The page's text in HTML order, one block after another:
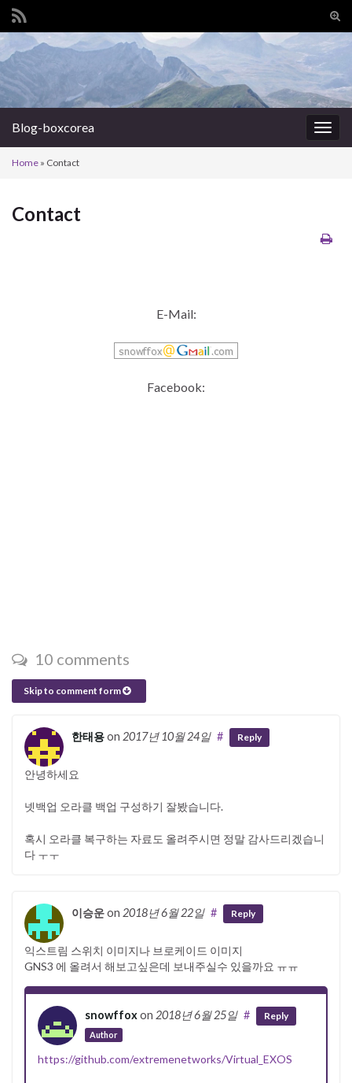
Search for:
Blog-boxcorea
Home » Contact
Contact
E-Mail:
Facebook:
10 comments
Skip to comment form
한태용on 2017년 10월 24일 # Reply
안녕하세요
넷백업 오라클 백업 구성하기 잘봤습니다.
혹시 오라클 복구하는 자료도 올려주시면 정말 감사드리겠습니
다 ㅜㅜ
이승운on 2018년 6월 22일 # Reply
익스트림 스위치 이미지나 브로케이드 이미지
GNS3 에 올려서 해보고싶은데 보내주실수 있을까요 ㅠㅠ
snowffoxon 2018년 6월 25일
Author
# Reply
https://github.com/extremenetworks/Virtual_EXOS